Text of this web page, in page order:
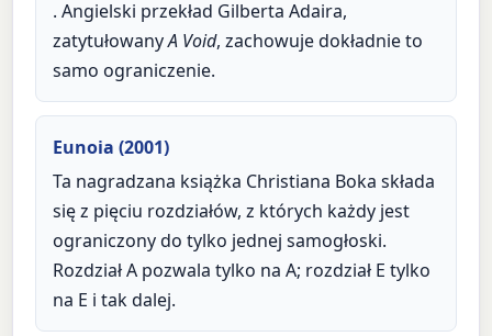
. Angielski przekład Gilberta Adaira,
zatytułowanyA Void, zachowuje dokładnie to
samo ograniczenie.
Eunoia (2001)
Ta nagradzana książka Christiana Boka składa
się z pięciu rozdziałów, z których każdy jest
ograniczony do tylko jednej samogłoski.
Rozdział A pozwala tylko na A; rozdział E tylko
na E i tak dalej.